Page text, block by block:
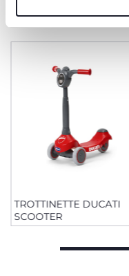
TROTTINETTE DUCATI
SCOOTER